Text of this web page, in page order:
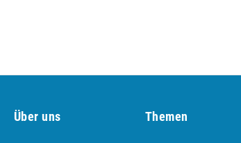
Über uns Themen